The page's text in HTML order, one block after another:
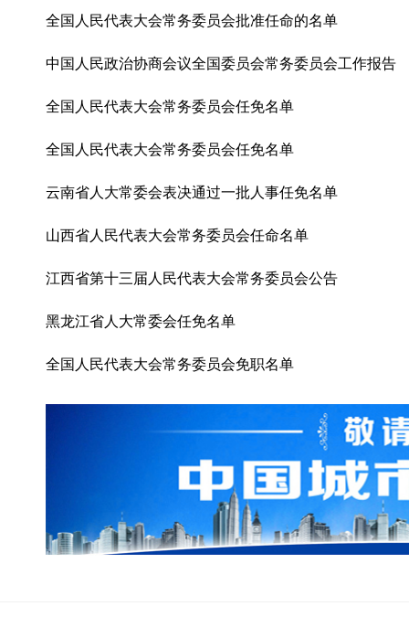
全国人民代表大会常务委员会批准任命的名单
中国人民政治协商会议全国委员会常务委员会工作报告
全国人民代表大会常务委员会任免名单
全国人民代表大会常务委员会任免名单
云南省人大常委会表决通过一批人事任免名单
山西省人民代表大会常务委员会任命名单
江西省第十三届人民代表大会常务委员会公告
黑龙江省人大常委会任免名单
全国人民代表大会常务委员会免职名单